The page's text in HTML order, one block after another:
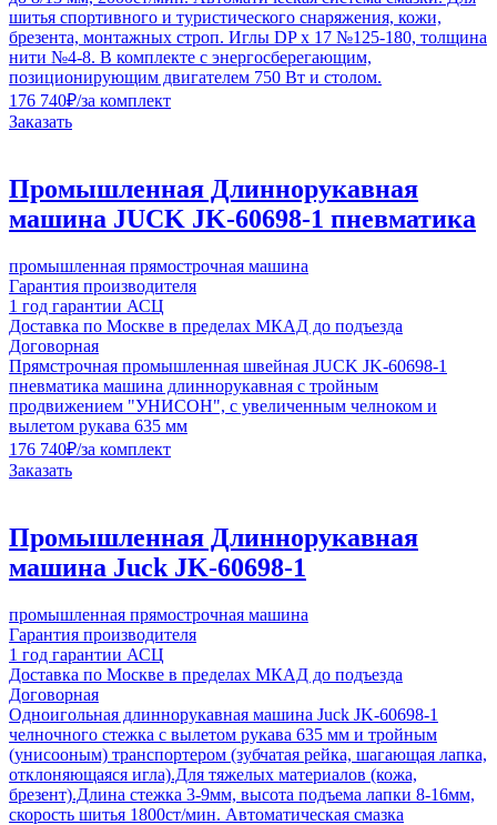
шитья спортивного и туристического снаряжения, кожи,
брезента, монтажных строп. Иглы DP x 17 №125-180, толщина
нити №4-8. В комплекте с энергосберегающим,
позиционирующим двигателем 750 Вт и столом.
176 740₽/за комплект
Заказать
Промышленная Длиннорукавная
машина JUCK JK-60698-1 пневматика
промышленная прямострочная машина
Гарантия производителя
1 год гарантии АСЦ
Доставка по Москве в пределах МКАД до подъезда
Договорная
Прямстрочная промышленная швейная JUCK JK-60698-1
пневматика машина длиннорукавная с тройным
продвижением "УНИСОН", с увеличенным челноком и
вылетом рукава 635 мм
176 740₽/за комплект
Заказать
Промышленная Длиннорукавная
машина Juck JK-60698-1
промышленная прямострочная машина
Гарантия производителя
1 год гарантии АСЦ
Доставка по Москве в пределах МКАД до подъезда
Договорная
Одноигольная длиннорукавная машина Juck JK-60698-1
челночного стежка с вылетом рукава 635 мм и тройным
(унисооным) транспортером (зубчатая рейка, шагающая лапка,
отклоняющаяся игла).Для тяжелых материалов (кожа,
брезент).Длина стежка 3-9мм, высота подъема лапки 8-16мм,
скорость шитья 1800ст/мин. Автоматическая смазка